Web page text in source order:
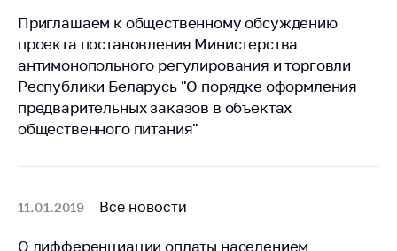
Пресс-служба
Вышестоящий
государственный
орган
Важное на сайте
Ценообразование
Приглашаем к общественному обсуждению
проекта постановления Министерства
антимонопольного регулирования и торговли
Республики Беларусь "О порядке оформления
предварительных заказов в объектах
общественного питания"
11.01.2019 Все новости
О дифференциации оплаты населением